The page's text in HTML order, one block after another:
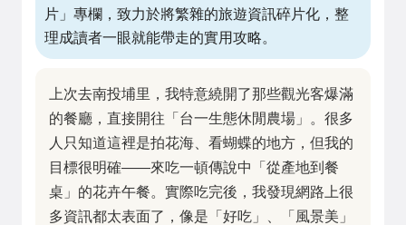
片」專欄，致力於將繁雜的旅遊資訊碎片化，整
理成讀者一眼就能帶走的實用攻略。
上次去南投埔里，我特意繞開了那些觀光客爆滿
的餐廳，直接開往「台一生態休閒農場」。很多
人只知道這裡是拍花海、看蝴蝶的地方，但我的
目標很明確——來吃一頓傳說中「從產地到餐
桌」的花卉午餐。實際吃完後，我發現網路上很
多資訊都太表面了，像是「好吃」、「風景美」